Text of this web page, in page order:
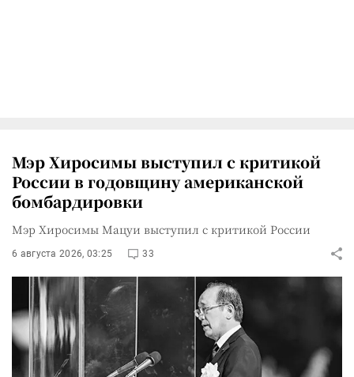
Мэр Хиросимы выступил с критикой
России в годовщину американской
бомбардировки
Мэр Хиросимы Мацуи выступил с критикой России
6 августа 2026, 03:25 33